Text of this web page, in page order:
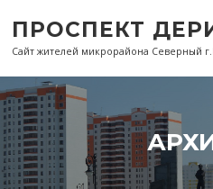
содержанию
ПРОСПЕКТ
Сайт жителей микрорайона Северный